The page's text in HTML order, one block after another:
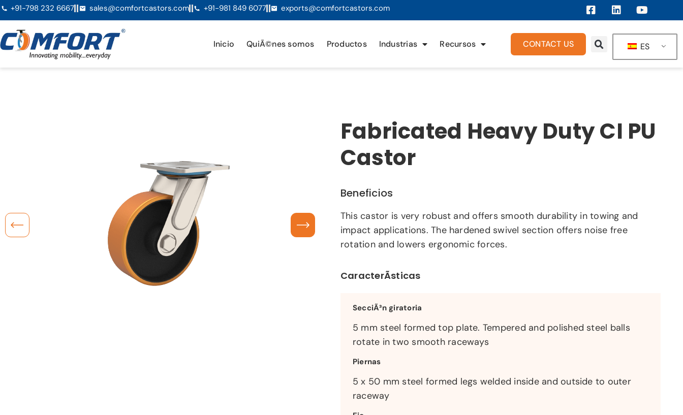
+91-798 232 6667 sales@comfortcastors.com +91-981 849 6077 exports@comfortcastors.com
Inicio QuiÃ©nes somos Productos Industrias Recursos CONTACT US ES
Fabricated Heavy Duty CI PU
Castor
Beneficios
This castor is very robust and offers smooth durability in towing and
impact applications. The hardened swivel section offers noise free
rotation and lowers ergonomic forces.
CaracterÃ­sticas
SecciÃ³n giratoria
5 mm steel formed top plate. Tempered and polished steel balls
rotate in two smooth raceways
Piernas
5 x 50 mm steel formed legs welded inside and outside to outer
raceway